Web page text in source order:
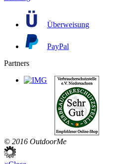
Überweisung
PayPal
Partners
© 2016 OutdoorMe